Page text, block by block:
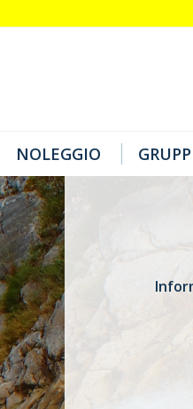
NOLEGGIO